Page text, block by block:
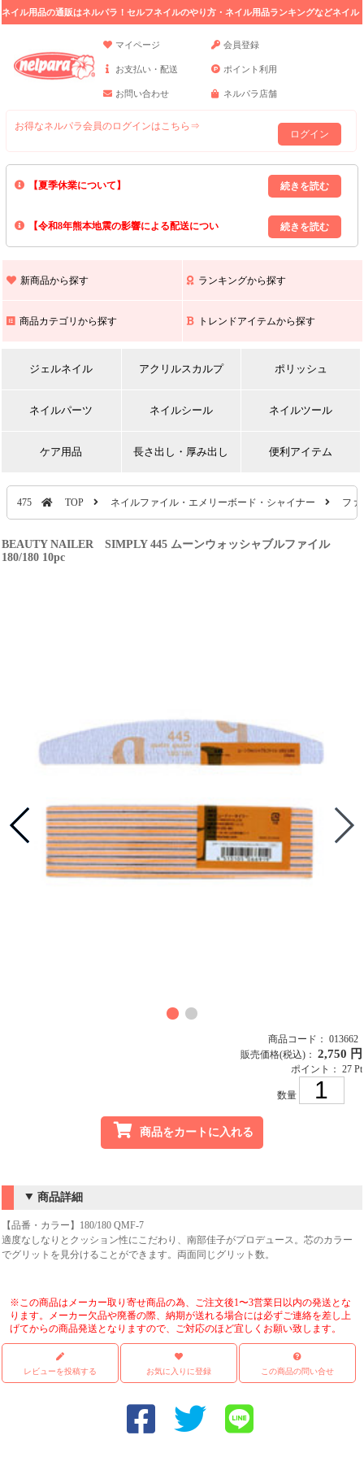
ネイル用品の通販はネルパラ！セルフネイルのやり方・ネイル用品ランキングなどネイル
マイページ
会員登録
お支払い・配送 ポイント利用
お問い合わせ ネルパラ店舗
お得なネルパラ会員のログインはこちら⇒
ログイン
【夏季休業について】
8/13(木)～8/16(日)の間｢出荷業務・お問い合わせ業務｣はお休みいたしま
上記期間中のご注文・お問い合わせは8/17(月)以降の対応となりますので
【令和8年熊本地震の影響による配送につい
また､ 九州全域でお荷物のお届けに遅延が生じております｡
新商品から探す ランキングから探す
商品カテゴリから探す トレンドアイテムから探す
ジェルネイル アクリルスカルプ ポリッシュ
ネイルパーツ ネイルシール ネイルツール
ケア用品 長さ出し・厚み出し 便利アイテム
475 TOP ネイルファイル・エメリーボード・シャイナー フ
BEAUTY NAILER SIMPLY 445 ムーンウォッシャブルファイル
180/180 10pc
商品コード： 013662
販売価格(税込)： 2,750 円
ポイント： 27 Pt
数量
商品をカートに入れる
商品詳細
【品番・カラー】180/180 QMF-7
適度なしなりとクッション性にこだわり、南部佳子がプロデュース。芯のカラー
でグリットを見分けることができます。両面同じグリット数。
※この商品はメーカー取り寄せ商品の為、ご注文後1〜3営業日以内の発送とな
ります。メーカー欠品や廃番の際、納期が送れる場合には必ずご連絡を差し上
げてからの商品発送となりますので、ご対応のほど宜しくお願い致します。
レビューを投稿する お気に入りに登録 この商品の問い合せ